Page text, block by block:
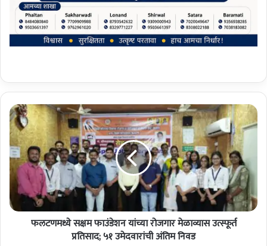
फलटणमध्ये
सक्षम
फाउंडेशन
यांच्या
रोजगार
मेळाव्यास
उत्स्फूर्त
प्रतिसाद;
५१
उमेदवारांचीफलटणमध्ये सक्षम फाउंडेशन यांच्या रोजगार मेळाव्यास उत्स्फूर्त
प्रतिसाद; ५१ उमेदवारांची अंतिम निवड